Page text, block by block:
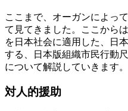
ここまで、オーガンによっ
て見てきました。ここから
を日本社会に適用した、日
する、日本版組織市民行動
について解説していきます。
対人的援助